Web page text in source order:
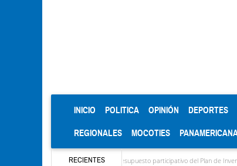
INICIO (CURRENT)
POLITICA OPINIÓN DEPORTES
REGIONALES MOCOTIES
RECIENTES
diagnóstico del presupuesto participativo del Plan de Inversión 2027